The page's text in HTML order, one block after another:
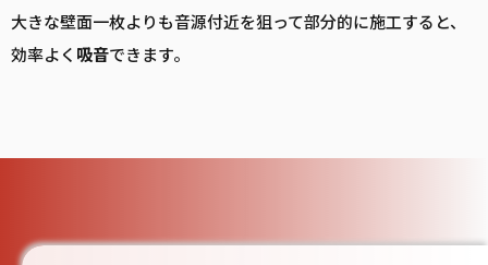
大きな壁面一枚よりも音源付近を狙って部分的に施工すると、
効率よく 吸音できます。